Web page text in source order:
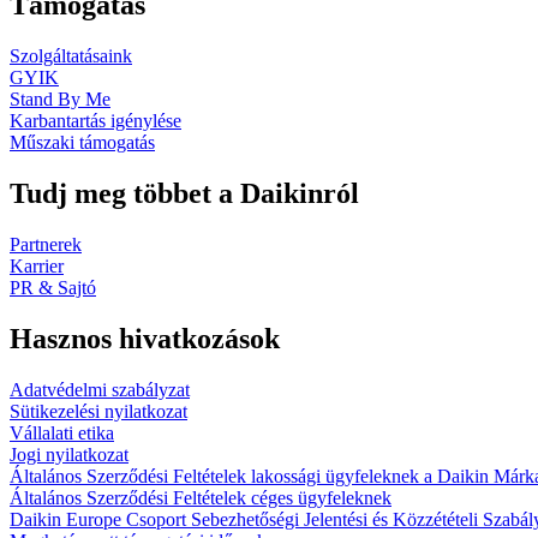
Szolgáltatásaink
GYIK
Stand By Me
Karbantartás igénylése
Műszaki támogatás
Tudj meg többet a Daikinról
Partnerek
Karrier
PR & Sajtó
Hasznos hivatkozások
Adatvédelmi szabályzat
Sütikezelési nyilatkozat
Vállalati etika
Jogi nyilatkozat
Általános Szerződési Feltételek lakossági ügyfeleknek a Daikin
Általános Szerződési Feltételek céges ügyfeleknek
Daikin Europe Csoport Sebezhetőségi Jelentési és Közzétételi